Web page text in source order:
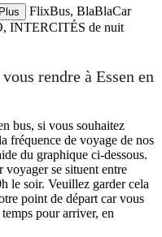
Plus
FlixBus, BlaBlaCar
INTERCITÉS de nuit
, ©OpenStreetMapcontributors
rendre à Essen en
bus, si vous souhaitez
fréquence de voyage de nos
du graphique ci-dessous.
voyager se situent entre
le soir. Veuillez garder cela
point de départ car vous
pour arriver, en